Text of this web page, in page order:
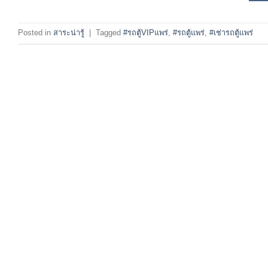
Posted in สาระน่ารู้ Tagged #รถตู้VIPแพร่, #รถตู้แพร่, #เช่ารถตู้แพร่